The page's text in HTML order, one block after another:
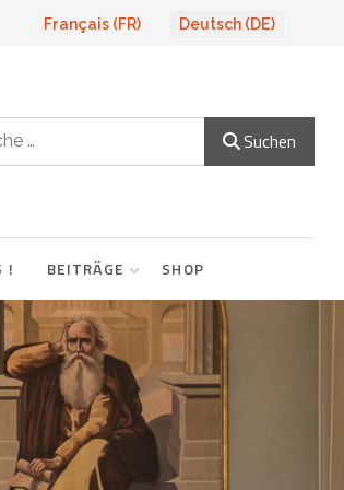
Sprache auswählen
Français (FR) Deutsch (DE)
Suchen
! BEITRÄGE SHOP